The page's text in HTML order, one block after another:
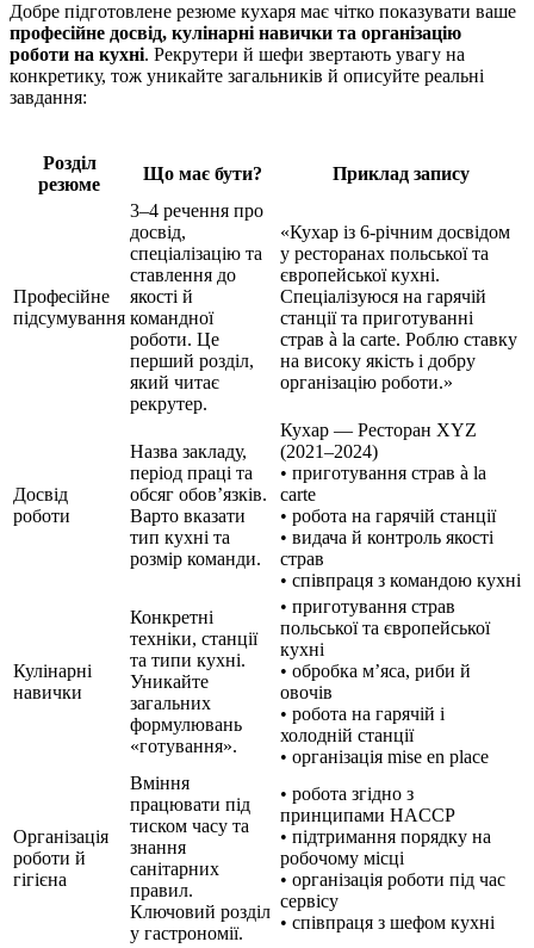
Добре підготовлене резюме кухаря має чітко показувати ваше
професійне досвід, кулінарні навички та організацію
роботи на кухні. Рекрутери й шефи звертають увагу на
конкретику, тож уникайте загальників й описуйте реальні
завдання:
Розділ
резюме
Що має бути? Приклад запису
Професійне
підсумування
3–4 речення про
досвід,
спеціалізацію та
ставлення до
якості й
командної
роботи. Це
перший розділ,
який читає
рекрутер.
«Кухар із 6‑річним досвідом
у ресторанах польської та
європейської кухні.
Спеціалізуюся на гарячій
станції та приготуванні
страв à la carte. Роблю ставку
на високу якість і добру
організацію роботи.»
Досвід
роботи
Назва закладу,
період праці та
обсяг обов’язків.
Варто вказати
тип кухні та
розмір команди.
Кухар — Ресторан XYZ
(2021–2024)
• приготування страв à la
carte
• робота на гарячій станції
• видача й контроль якості
страв
• співпраця з командою кухні
Кулінарні
навички
Конкретні
техніки, станції
та типи кухні.
Уникайте
загальних
формулювань
«готування».
• приготування страв
польської та європейської
кухні
• обробка м’яса, риби й
овочів
• робота на гарячій і
холодній станції
• організація mise en place
Організація
роботи й
гігієна
Вміння
працювати під
тиском часу та
знання
санітарних
правил.
Ключовий розділ
у гастрономії.
• робота згідно з
принципами HACCP
• підтримання порядку на
робочому місці
• організація роботи під час
сервісу
• співпраця з шефом кухні